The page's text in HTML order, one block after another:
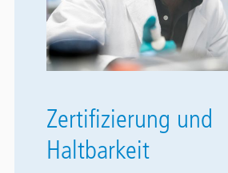
Zertifizierung und
Haltbarkeit